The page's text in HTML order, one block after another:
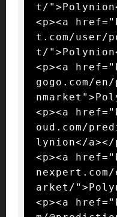
t/
<p><a
t.com/user/
t/
<p><a
gogo.com/
<p><a
oud.com/
lynion</a></
<p><a
arket/
<p><a